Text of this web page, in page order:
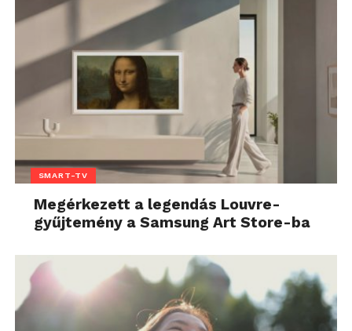
SMART-TV
Megérkezett a legendás Louvre-
gyűjtemény a Samsung Art Store-ba